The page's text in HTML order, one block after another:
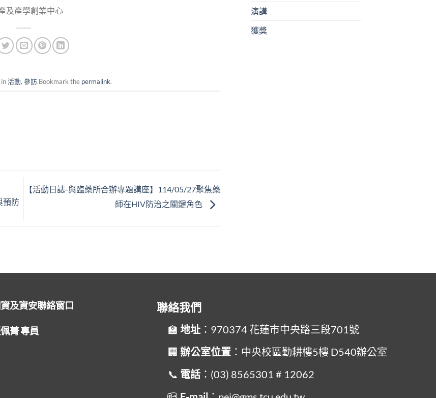
及產學創業中心
活動, 參訪.Bookmark the permalink.
預防
【活動日誌-與臨藥所合辦專題講座】114/05/27聚焦藥
師在HIV防治之關鍵角色
演講
獲獎
及資安聯絡窗口
菁 專員
聯絡我們
地址 ：970374 花蓮市中央路三段701號
辦公室位置 ：中央校區勤耕樓5樓 D540辦公室
電話 ：(03) 8565301 # 12062